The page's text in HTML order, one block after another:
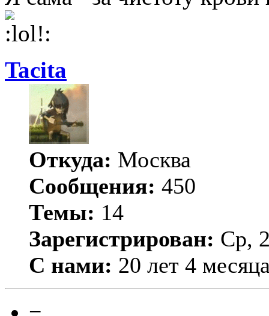
Tacita
Откуда: Москва
Сообщения: 450
Темы: 14
Зарегистрирован: Ср,
С нами: 20 лет 4